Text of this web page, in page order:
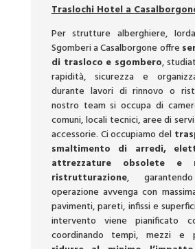
Traslochi Hotel a
Per strutture alberghiere,
Sgomberi a Casalborgone offre
di trasloco e sgombero,
rapidità, sicurezza e
durante lavori di rinnovo o
nostro team si occupa di
comuni, locali tecnici, aree di
accessorie. Ci occupiamo del
smaltimento di arredi,
attrezzature obsolete e
ristrutturazione,
operazione avvenga con
pavimenti, pareti, infissi e
intervento viene pianificato
coordinando tempi, mezzi e